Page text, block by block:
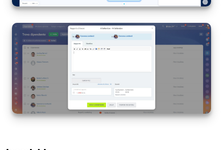
INIZIA GRATIS
ACCEDI